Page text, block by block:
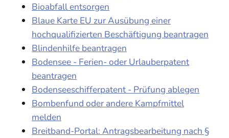
Bioabfall entsorgen
Blaue Karte EU zur Ausübung einer
hochqualifizierten Beschäftigung beantragen
Blindenhilfe beantragen
Bodensee - Ferien- oder Urlauberpatent
beantragen
Bodenseeschifferpatent - Prüfung ablegen
Bombenfund oder andere Kampfmittel
melden
Breitband-Portal: Antragsbearbeitung nach §